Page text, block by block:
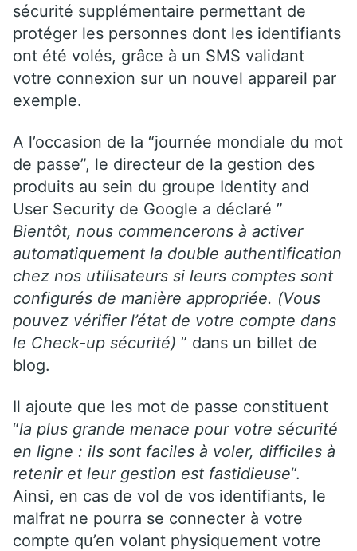
sécurité supplémentaire permettant de
protéger les personnes dont les identifiants
ont été volés, grâce à un SMS validant
votre connexion sur un nouvel appareil par
exemple.
A l’occasion de la “journée mondiale du mot
de passe”, le directeur de la gestion des
produits au sein du groupe Identity and
User Security de Google a déclaré ”
Bientôt, nous commencerons à activer
automatiquement la double authentification
chez nos utilisateurs si leurs comptes sont
configurés de manière appropriée. (Vous
pouvez vérifier l’état de votre compte dans
le Check-up sécurité) ” dans un billet de
blog.
Il ajoute que les mot de passe constituent
“la plus grande menace pour votre sécurité
en ligne : ils sont faciles à voler, difficiles à
retenir et leur gestion est fastidieuse“.
Ainsi, en cas de vol de vos identifiants, le
malfrat ne pourra se connecter à votre
compte qu’en volant physiquement votre